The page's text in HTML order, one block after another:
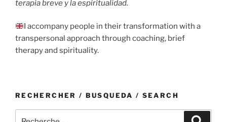
terapia breve y la espiritualidad.
I accompany people in their transformation with a
transpersonal approach through coaching, brief
therapy and spirituality.
RECHERCHER / BUSQUEDA / SEARCH